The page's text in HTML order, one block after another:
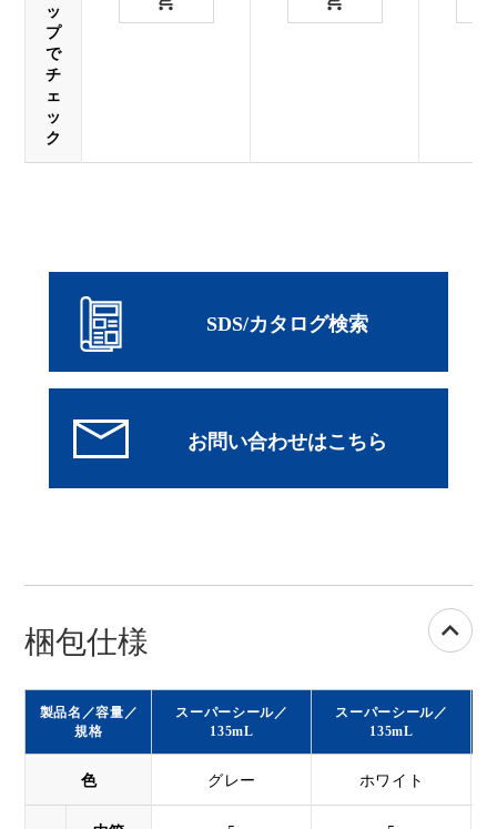
ッ
プ
で
チ
ェ
ッ
ク
SDS/カタログ検索
梱包仕様
製品名／容量／
規格
スーパーシール／
135mL
スーパーシール／
135mL
色 グレー ホワイト